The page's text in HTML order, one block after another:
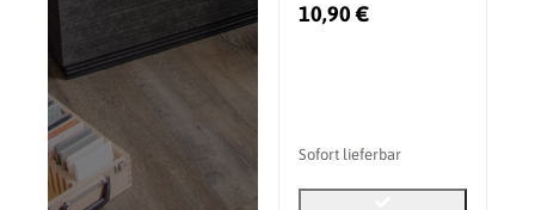
10,90 €
Sofort lieferbar